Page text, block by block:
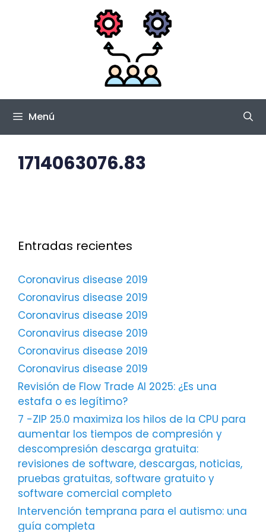
Menú
1714063076.83
Entradas recientes
Coronavirus disease 2019
Coronavirus disease 2019
Coronavirus disease 2019
Coronavirus disease 2019
Coronavirus disease 2019
Coronavirus disease 2019
Revisión de Flow Trade AI 2025: ¿Es una
estafa o es legítimo?
7 -ZIP 25.0 maximiza los hilos de la CPU para
aumentar los tiempos de compresión y
descompresión descarga gratuita:
revisiones de software, descargas, noticias,
pruebas gratuitas, software gratuito y
software comercial completo
Intervención temprana para el autismo: una
guía completa